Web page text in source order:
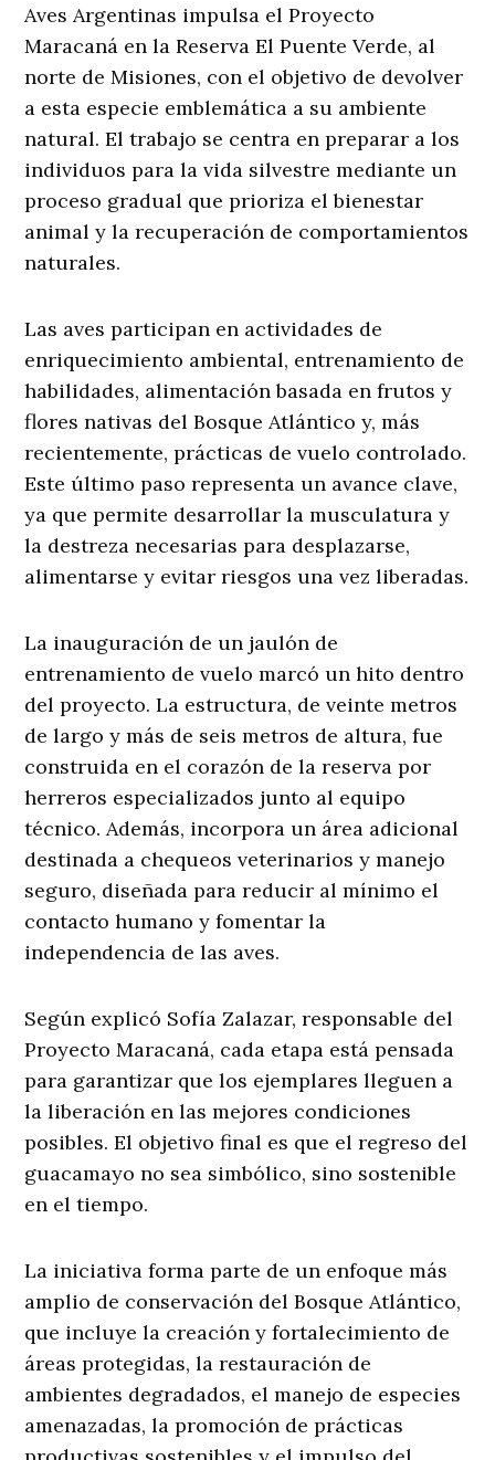
Aves Argentinas impulsa el Proyecto
Maracaná en la Reserva El Puente Verde, al
norte de Misiones, con el objetivo de devolver
a esta especie emblemática a su ambiente
natural. El trabajo se centra en preparar a los
individuos para la vida silvestre mediante un
proceso gradual que prioriza el bienestar
animal y la recuperación de comportamientos
naturales.
Las aves participan en actividades de
enriquecimiento ambiental, entrenamiento de
habilidades, alimentación basada en frutos y
flores nativas del Bosque Atlántico y, más
recientemente, prácticas de vuelo controlado.
Este último paso representa un avance clave,
ya que permite desarrollar la musculatura y
la destreza necesarias para desplazarse,
alimentarse y evitar riesgos una vez liberadas.
La inauguración de un jaulón de
entrenamiento de vuelo marcó un hito dentro
del proyecto. La estructura, de veinte metros
de largo y más de seis metros de altura, fue
construida en el corazón de la reserva por
herreros especializados junto al equipo
técnico. Además, incorpora un área adicional
destinada a chequeos veterinarios y manejo
seguro, diseñada para reducir al mínimo el
contacto humano y fomentar la
independencia de las aves.
Según explicó Sofía Zalazar, responsable del
Proyecto Maracaná, cada etapa está pensada
para garantizar que los ejemplares lleguen a
la liberación en las mejores condiciones
posibles. El objetivo final es que el regreso del
guacamayo no sea simbólico, sino sostenible
en el tiempo.
La iniciativa forma parte de un enfoque más
amplio de conservación del Bosque Atlántico,
que incluye la creación y fortalecimiento de
áreas protegidas, la restauración de
ambientes degradados, el manejo de especies
amenazadas, la promoción de prácticas